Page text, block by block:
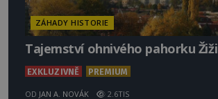
ZÁHADY HISTORIE
Tajemství ohnivého pahorku Žiži
EXKLUZIVNĚ PREMIUM
OD JAN A. NOVÁK 2.6TIS